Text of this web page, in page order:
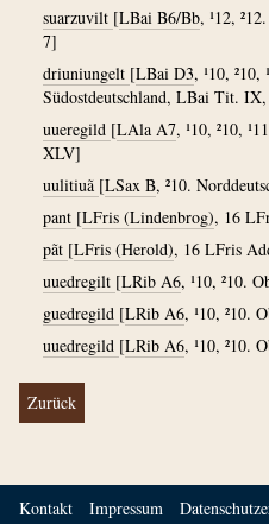
suarzuvilt [LBai B6/Bb, ¹12,
7]
driuniungelt [LBai D3, ¹10, ²10,
Südostdeutschland, LBai Tit.
uueregild [LAla A7, ¹10, ²10,
XLV]
uulitiuã [LSax B, ²10.
pant [LFris (Lindenbrog), 16
pãt [LFris (Herold), 16 LFris
uuedregilt [LRib A6, ¹10, ²10.
guedregild [LRib A6, ¹10, ²10.
uuedregild [LRib A6, ¹10, ²10.
Zurück
Kontakt Impressum